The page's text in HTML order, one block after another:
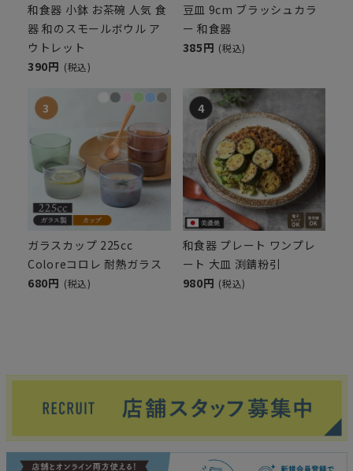
和食器 小鉢 お茶碗 人気 食
器 和のスモールボウル ア
ウトレット
390円 (税込)
豆皿 9cm ブラッシュカラ
ー 和食器
385円 (税込)
ガラスカップ 225cc
Coloreコロレ 耐熱ガラス
680円 (税込)
和食器 プレート ワンプレ
ート 大皿 渕錆粉引
980円 (税込)